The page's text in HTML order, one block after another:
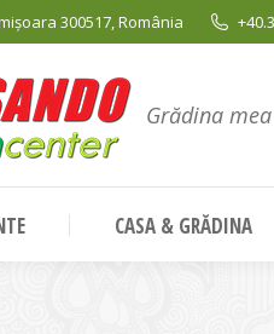
300517, România
Grădina
CASA & GRĂDINA